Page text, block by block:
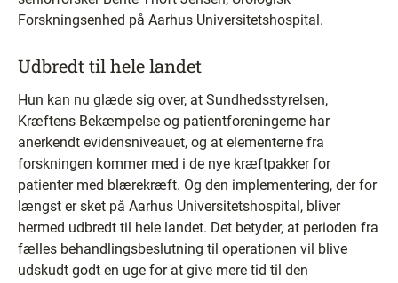
Forskningsenhed på Aarhus Universitetshospital.
Udbredt til hele landet
Hun kan nu glæde sig over, at Sundhedsstyrelsen,
Kræftens Bekæmpelse og patientforeningerne har
anerkendt evidensniveauet, og at elementerne fra
forskningen kommer med i de nye kræftpakker for
patienter med blærekræft. Og den implementering, der for
længst er sket på Aarhus Universitetshospital, bliver
hermed udbredt til hele landet. Det betyder, at perioden fra
fælles behandlingsbeslutning til operationen vil blive
udskudt godt en uge for at give mere tid til den